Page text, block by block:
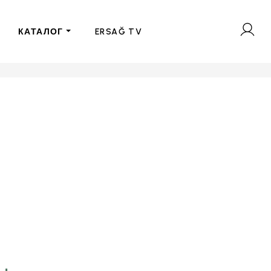
КАТАЛОГ ERSAĞ TV